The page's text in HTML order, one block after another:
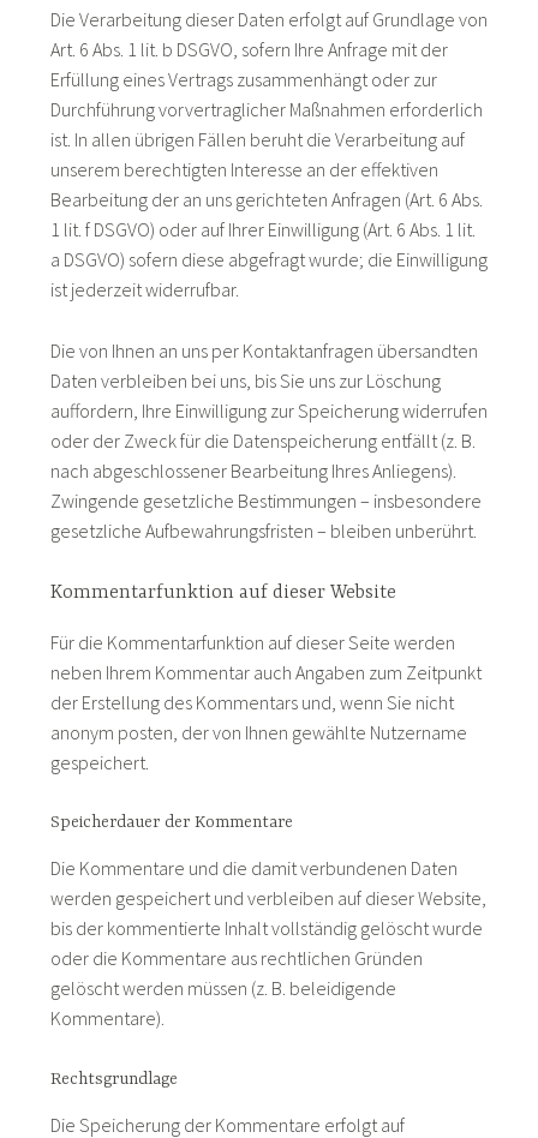
Die Verarbeitung dieser Daten erfolgt auf Grundlage von
Art. 6 Abs. 1 lit. b DSGVO, sofern Ihre Anfrage mit der
Erfüllung eines Vertrags zusammenhängt oder zur
Durchführung vorvertraglicher Maßnahmen erforderlich
ist. In allen übrigen Fällen beruht die Verarbeitung auf
unserem berechtigten Interesse an der effektiven
Bearbeitung der an uns gerichteten Anfragen (Art. 6 Abs.
1 lit. f DSGVO) oder auf Ihrer Einwilligung (Art. 6 Abs. 1 lit.
a DSGVO) sofern diese abgefragt wurde; die Einwilligung
ist jederzeit widerrufbar.
Die von Ihnen an uns per Kontaktanfragen übersandten
Daten verbleiben bei uns, bis Sie uns zur Löschung
auffordern, Ihre Einwilligung zur Speicherung widerrufen
oder der Zweck für die Datenspeicherung entfällt (z. B.
nach abgeschlossener Bearbeitung Ihres Anliegens).
Zwingende gesetzliche Bestimmungen – insbesondere
gesetzliche Aufbewahrungsfristen – bleiben unberührt.
Kommentar­funktion auf dieser Website
Für die Kommentarfunktion auf dieser Seite werden
neben Ihrem Kommentar auch Angaben zum Zeitpunkt
der Erstellung des Kommentars und, wenn Sie nicht
anonym posten, der von Ihnen gewählte Nutzername
gespeichert.
Speicherdauer der Kommentare
Die Kommentare und die damit verbundenen Daten
werden gespeichert und verbleiben auf dieser Website,
bis der kommentierte Inhalt vollständig gelöscht wurde
oder die Kommentare aus rechtlichen Gründen
gelöscht werden müssen (z. B. beleidigende
Kommentare).
Rechtsgrundlage
Die Speicherung der Kommentare erfolgt auf